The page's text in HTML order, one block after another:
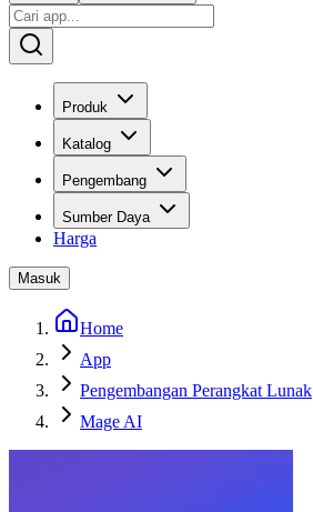
Produk
Katalog
Pengembang
Sumber Daya
Harga
Masuk
Home
App
Pengembangan Perangkat Lunak
Mage AI